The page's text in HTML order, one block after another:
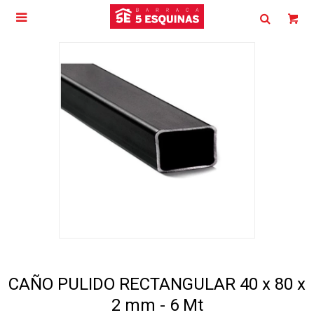

CAÑO PULIDO RECTANGULAR 40 x 80 x
2 mm - 6 Mt